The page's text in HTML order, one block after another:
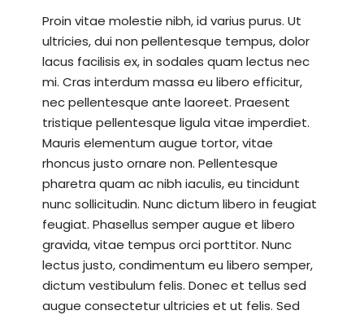
Proin vitae molestie nibh, id varius purus. Ut
ultricies, dui non pellentesque tempus, dolor
lacus facilisis ex, in sodales quam lectus nec
mi. Cras interdum massa eu libero efficitur,
nec pellentesque ante laoreet. Praesent
tristique pellentesque ligula vitae imperdiet.
Mauris elementum augue tortor, vitae
rhoncus justo ornare non. Pellentesque
pharetra quam ac nibh iaculis, eu tincidunt
nunc sollicitudin. Nunc dictum libero in feugiat
feugiat. Phasellus semper augue et libero
gravida, vitae tempus orci porttitor. Nunc
lectus justo, condimentum eu libero semper,
dictum vestibulum felis. Donec et tellus sed
augue consectetur ultricies et ut felis. Sed